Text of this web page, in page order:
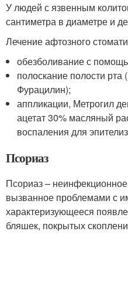
У людей с язвенным
сантиметра в диаметре и
Лечение афтозного
обезболивание с
полоскание полости
Фурацилин);
аппликации, Метрогил
ацетат 30% масляный
воспаления для
Псориаз
Псориаз –
вызванное проблемами с
характеризующееся
бляшек, покрытых